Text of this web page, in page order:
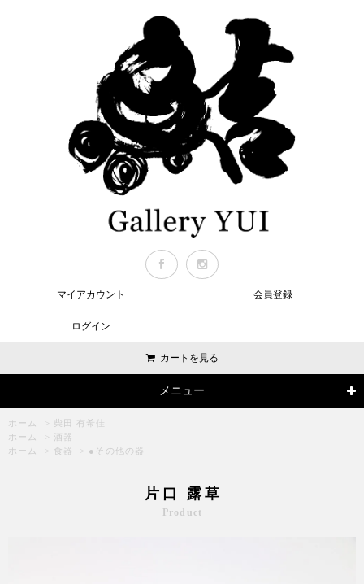
マイアカウント 会員登録
ログイン
カートを見る
メニュー
ホーム >
柴田 有希佳
ホーム
> 酒器
ホーム
> 食器 > ●その他の器
片口 露草
Product